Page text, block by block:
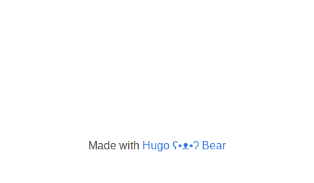
Made with Hugo ʕ•ᴥ•ʔ Bear